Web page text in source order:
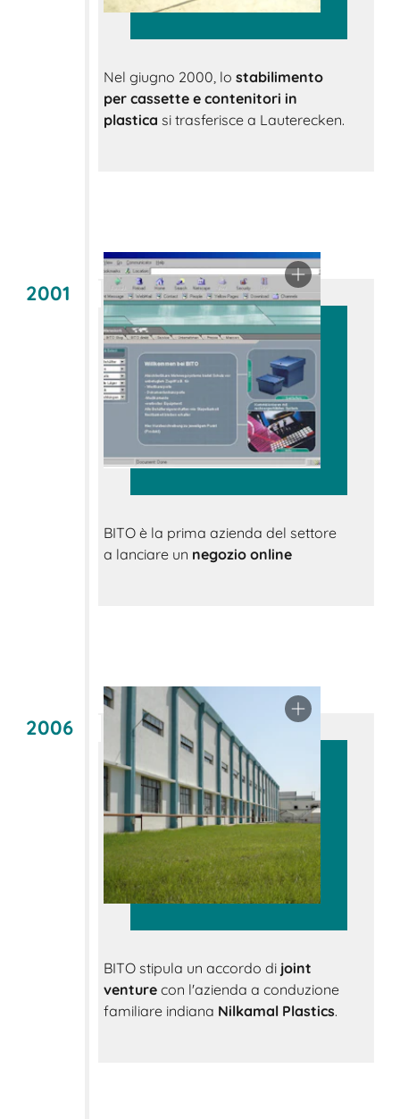
Nel giugno 2000, lostabilimento
per cassette e contenitori in
plastica si trasferisce a Lauterecken.
2001
BITO è la prima azienda del settore
a lanciare un negozio online
2006
BITO stipula un accordo di joint
venture con l'azienda a conduzione
familiare indiana Nilkamal Plastics.